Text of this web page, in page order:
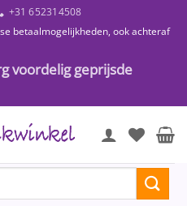
+31 652314508
betaalmogelijkheden, ook achteraf
voordelig geprijsde